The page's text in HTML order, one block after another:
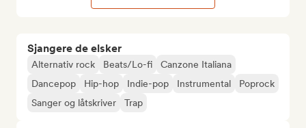
Sjangere de elsker
Alternativ rock Beats/Lo-fi
Canzone Italiana
Dancepop
Hip-hop Indie-pop Instrumental
Poprock
Sanger og låtskriver
Trap